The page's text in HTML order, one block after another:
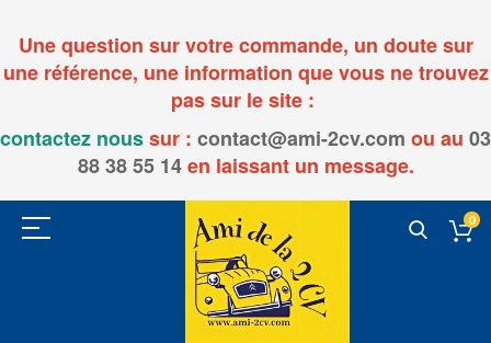
Une question sur votre commande, un doute sur
une référence, une information que vous ne trouvez
pas sur le site :
contactez noussur : contact@ami-2cv.com ou au 03
88 38 55 14en laissant un message.
0